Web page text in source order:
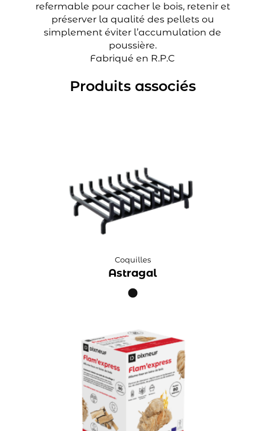
refermable pour cacher le bois, retenir et
préserver la qualité des pellets ou
simplement éviter l’accumulation de
poussière.
Fabriqué en R.P.C
Produits associés
Coquilles
Astragal